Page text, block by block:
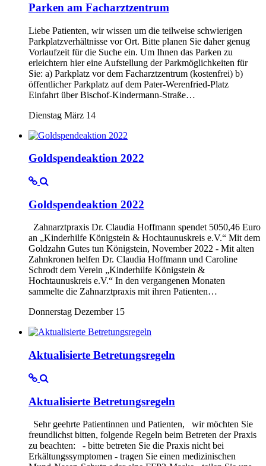
Parken am Facharztzentrum
Liebe Patienten, wir wissen um die teilweise schwierigen
Parkplatzverhältnisse vor Ort. Bitte planen Sie daher genug
Vorlaufzeit für die Suche ein. Um Ihnen das Parken zu
erleichtern hier eine Aufstellung der Parkmöglichkeiten für
Sie: a) Parkplatz vor dem Facharztzentrum (kostenfrei) b)
öffentlicher Parkplatz auf dem Pater-Werenfried-Platz
Einfahrt über Bischof-Kindermann-Straße…
Dienstag März 14
Goldspendeaktion 2022
Goldspendeaktion 2022
Zahnarztpraxis Dr. Claudia Hoffmann spendet 5050,46 Euro
an „Kinderhilfe Königstein & Hochtaunuskreis e.V.“ Mit dem
Goldzahn Gutes tun Königstein, November 2022 - Mit alten
Zahnkronen helfen Dr. Claudia Hoffmann und Caroline
Schrodt dem Verein „Kinderhilfe Königstein &
Hochtaunuskreis e.V.“ In den vergangenen Monaten
sammelte die Zahnarztpraxis mit ihren Patienten…
Donnerstag Dezember 15
Aktualisierte Betretungsregeln
Aktualisierte Betretungsregeln
Sehr geehrte Patientinnen und Patienten, wir möchten Sie
freundlichst bitten, folgende Regeln beim Betreten der Praxis
zu beachten: - bitte betreten Sie die Praxis nicht bei
Erkältungssymptomen - tragen Sie einen medizinischen